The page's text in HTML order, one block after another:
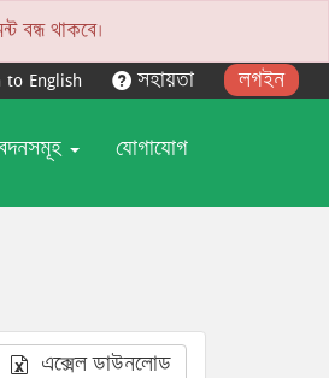
বন্ধ থাকবে।
to English সহায়তা লগইন
যোগাযোগ
এক্সেল ডাউনলোড